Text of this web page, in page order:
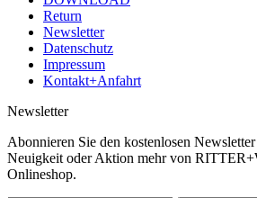
Return
Newsletter
Datenschutz
Impressum
Kontakt+Anfahrt
Newsletter
Abonnieren Sie den kostenlosen
Neuigkeit oder Aktion mehr von
Onlineshop.